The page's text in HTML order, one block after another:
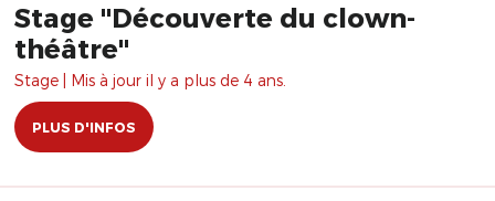
Stage "Découverte du clown-
théâtre"
Stage | Mis à jour il y a plus de 4 ans.
PLUS D'INFOS